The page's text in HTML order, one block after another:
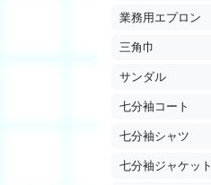
業務用エプロン
三角巾
サンダル
七分袖コート
七分袖シャツ
七分袖ジャケット